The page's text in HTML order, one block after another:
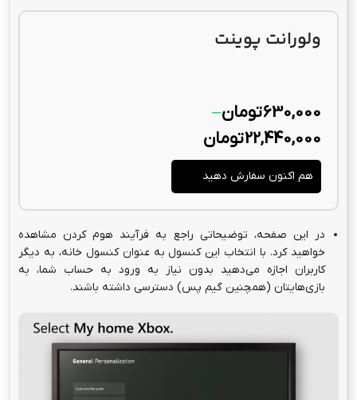
ولورانت پوینت
630,000تومان–
22,440,000تومان
هم اکنون سفارش دهید
در این صفحه، توضیحاتی راجع به فرآیند هوم کردن مشاهده
خواهید کرد. با انتخاب این کنسول به عنوان کنسول خانه، به دیگر
کاربران اجازه می‌دهید بدون نیاز به ورود به حساب شما، به
بازی‌هایتان (همچنین گیم پس) دسترسی داشته باشند.